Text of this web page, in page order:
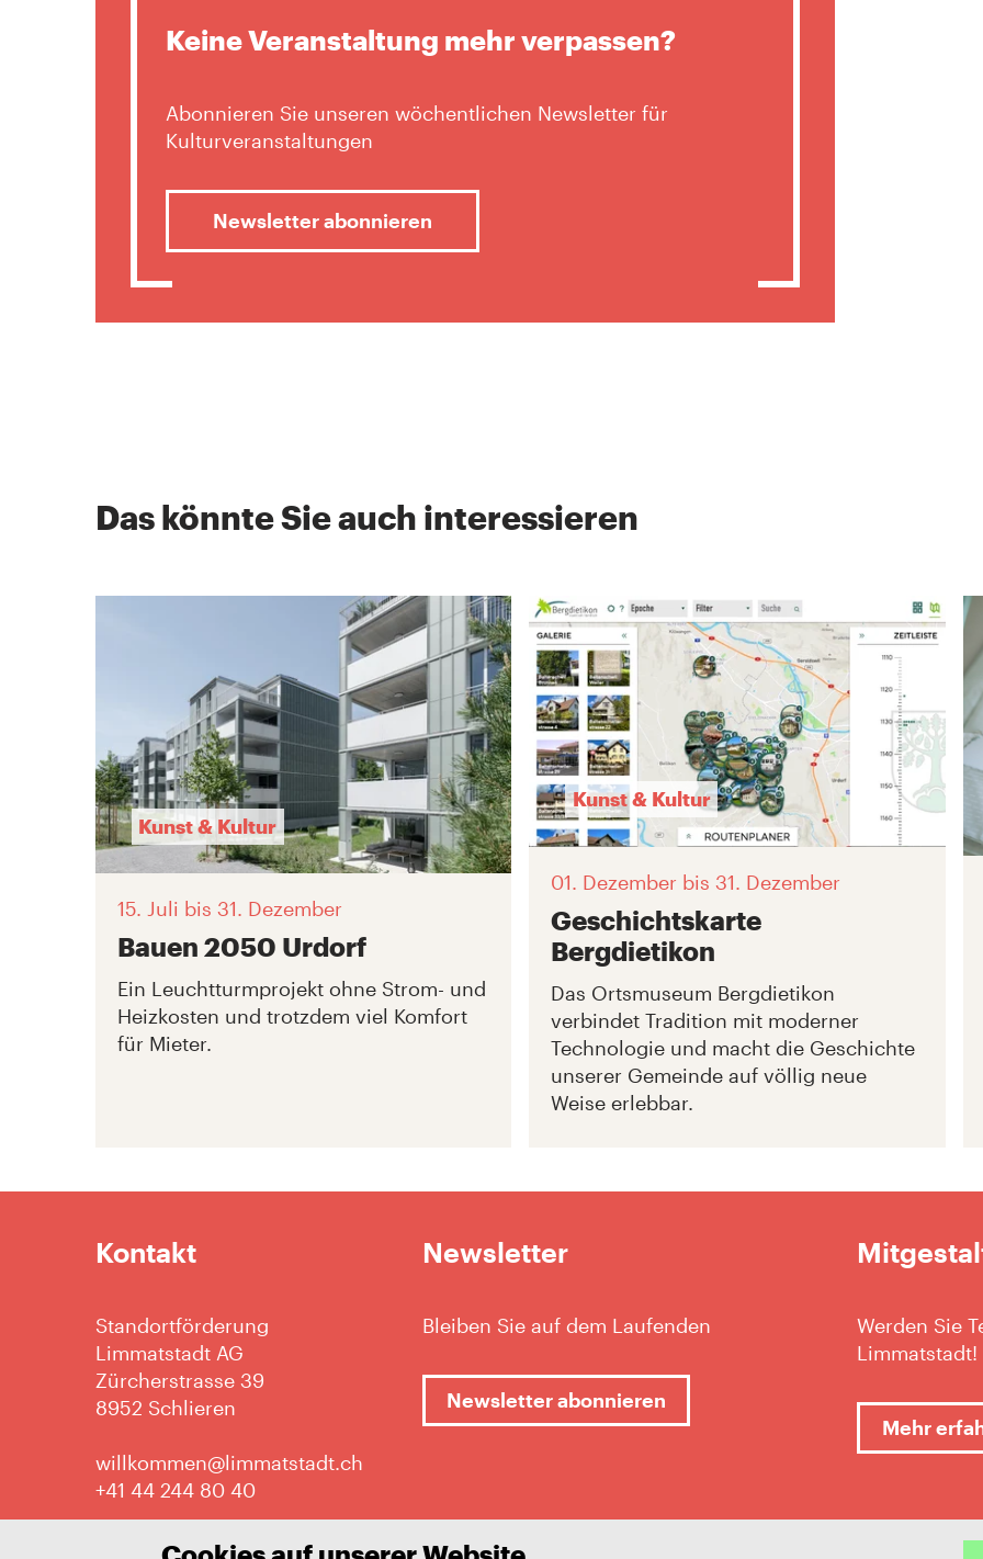
Keine Veranstaltung mehr verpassen?
Abonnieren Sie unseren wöchentlichen Newsletter für
Kulturveranstaltungen
Newsletter abonnieren
Das könnte Sie auch interessieren
Kunst & Kultur
15. Juli bis 31. Dezember
Bauen 2050 Urdorf
Ein Leuchtturmprojekt ohne Strom- und
Heizkosten und trotzdem viel Komfort
für Mieter.
Kunst & Kultur
01. Dezember bis 31. Dezember
Geschichtskarte
Bergdietikon
Das Ortsmuseum Bergdietikon
verbindet Tradition mit moderner
Technologie und macht die Geschichte
unserer Gemeinde auf völlig neue
Weise erlebbar.
Kontakt
Standortförderung
Limmatstadt AG
Zürcherstrasse 39
8952 Schlieren
willkommen@limmatstadt.ch
+41 44 244 80 40
Newsletter
Bleiben Sie auf dem Laufenden
Newsletter abonnieren
Werden Sie
Limmatstadt!
Mehr